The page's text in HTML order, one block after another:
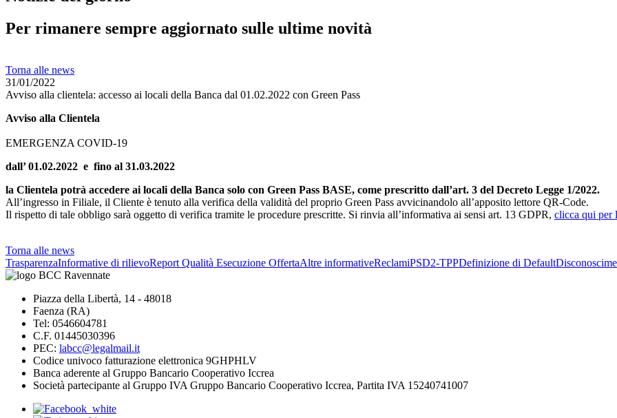
Per rimanere sempre aggiornato sulle ultime novità
Torna alle news
31/01/2022
Avviso alla clientela: accesso ai locali della Banca dal 01.02.2022 con Green Pass
Avviso alla Clientela
EMERGENZA COVID-19
dall’ 01.02.2022 e fino al 31.03.2022
la Clientela potrà accedere ai locali della Banca solo con Green Pass BASE, come prescritto dall’art. 3 del Decreto Legge 1/2022.
All’ingresso in Filiale, il Cliente è tenuto alla verifica della validità del proprio Green Pass avvicinandolo all’apposito lettore QR-Code.
Il rispetto di tale obbligo sarà oggetto di verifica tramite le procedure prescritte. Si rinvia all’informativa ai sensi art. 13 GDPR, clicca qui per
Torna alle news
TrasparenzaInformative di rilievoReport Qualità Esecuzione OffertaAltre informativeReclamiPSD2-TPPDefinizione di Default
Piazza della Libertà, 14 - 48018
Faenza (RA)
Tel: 0546604781
C.F. 01445030396
PEC: labcc@legalmail.it
Codice univoco fatturazione elettronica 9GHPHLV
Banca aderente al Gruppo Bancario Cooperativo Iccrea
Società partecipante al Gruppo IVA Gruppo Bancario Cooperativo Iccrea, Partita IVA 15240741007